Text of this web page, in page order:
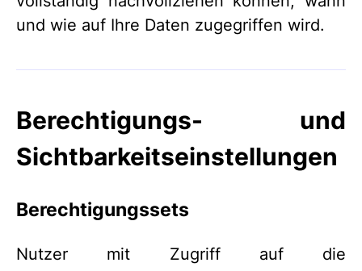
und wie auf Ihre Daten zugegriffen wird.
Berechtigungs- und
Sichtbarkeitseinstellungen
Berechtigungssets
Nutzer mit Zugriff auf die